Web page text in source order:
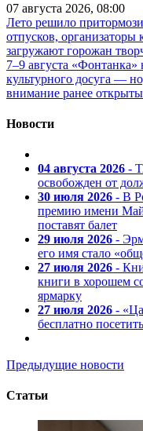
07 августа 2026, 08:00
Лето решило
отпусков,
загружают горожан
7–9 августа
культурного досуга —
внимание ранее
Новости
04 августа 2026 -
освобожден от
30 июля 2026 - В
премию имени
поставят балет
29 июля 2026 -
его имя стало
27 июля 2026 -
книги в хорошем
ярмарку
27 июля 2026 -
бесплатно
Предыдущие новости
Статьи